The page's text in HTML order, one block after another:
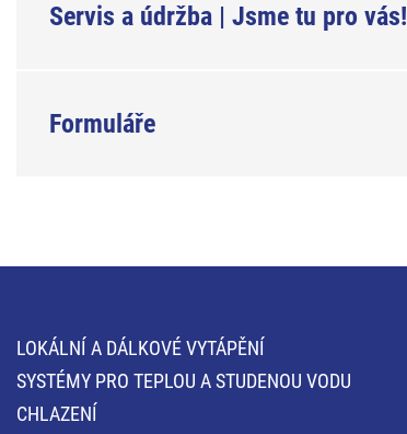
Servis a údržba | Jsme tu pro vás!
Formuláře
LOKÁLNÍ A DÁLKOVÉ VYTÁPĚNÍ
SYSTÉMY PRO TEPLOU A STUDENOU VODU
CHLAZENÍ